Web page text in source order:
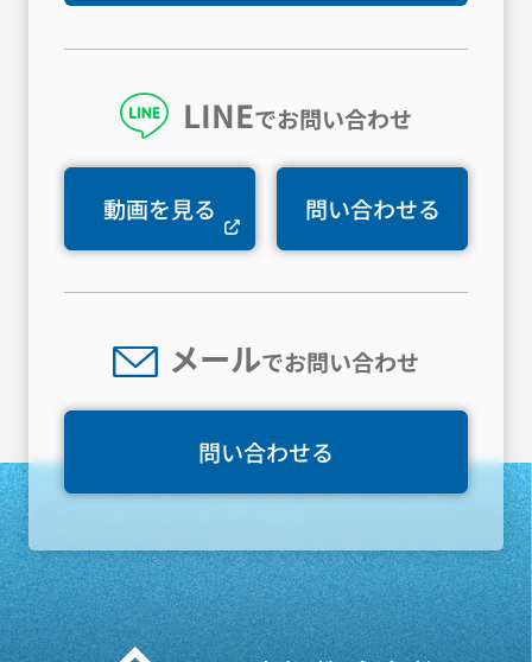
LINEでお問い合わせ
動画を見る 問い合わせる
メールでお問い合わせ
問い合わせる